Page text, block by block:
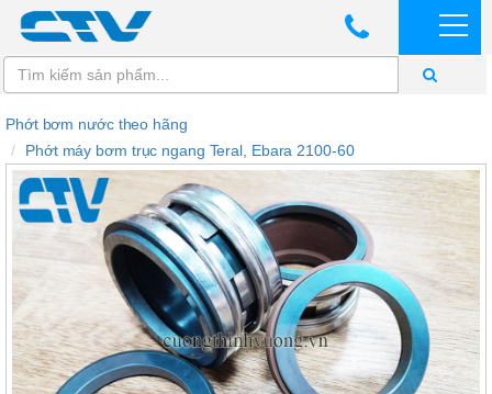
Phớt bơm nước theo hãng
Phớt máy bơm trục ngang Teral, Ebara 2100-60